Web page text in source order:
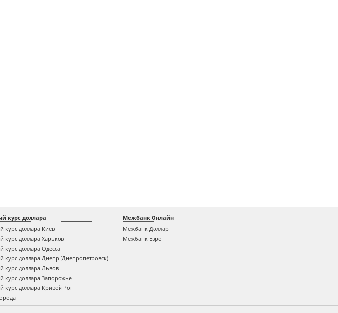
курс доллара
курс доллара Киев
курс доллара Харьков
курс доллара Одесса
курс доллара Днепр (Днепропетровск)
курс доллара Львов
курс доллара Запорожье
курс доллара Кривой Рог
Межбанк Онлайн
Межбанк Доллар
Межбанк Евро